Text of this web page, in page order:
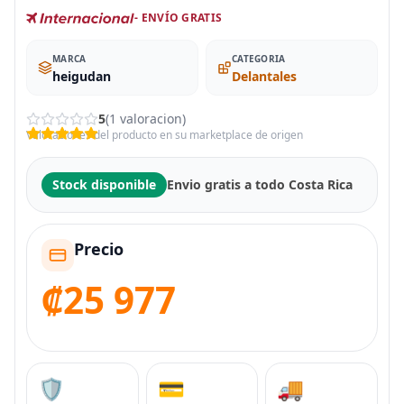
- ENVÍO GRATIS
MARCA
heigudan
CATEGORIA
Delantales
5(1 valoracion)
Valoraciones del producto en su marketplace de origen
Stock disponible Envio gratis a todo Costa Rica
Precio
₡25 977
🛡️ 💳 🚚